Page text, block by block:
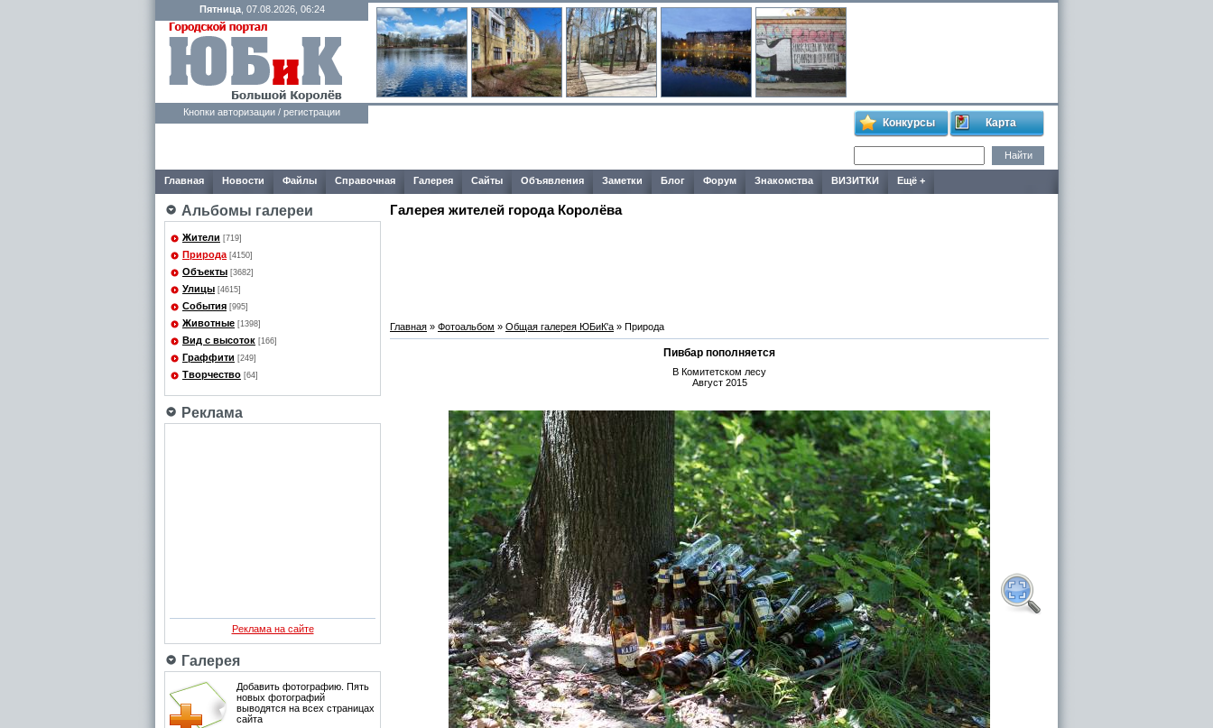
Пятница, 07.08.2026, 06:24
Кнопки авторизации / регистрации
Конкурсы Карта
Главная Новости Файлы Справочная Галерея Сайты Объявления Заметки Блог Форум Знакомства ВИЗИТКИ Ещё +
Альбомы галереи
Жители [719]
Природа [4150]
Объекты [3682]
Улицы [4615]
События [995]
Животные [1398]
Вид с высоток [166]
Граффити [249]
Творчество [64]
Реклама
Реклама на сайте
Галерея
Добавить фотографию. Пять
новых фотографий
выводятся на всех страницах
сайта
Галерея жителей города Королёва
Главная » Фотоальбом » Общая галерея ЮБиК'a » Природа
Пивбар пополняется
В Комитетском лесу
Август 2015